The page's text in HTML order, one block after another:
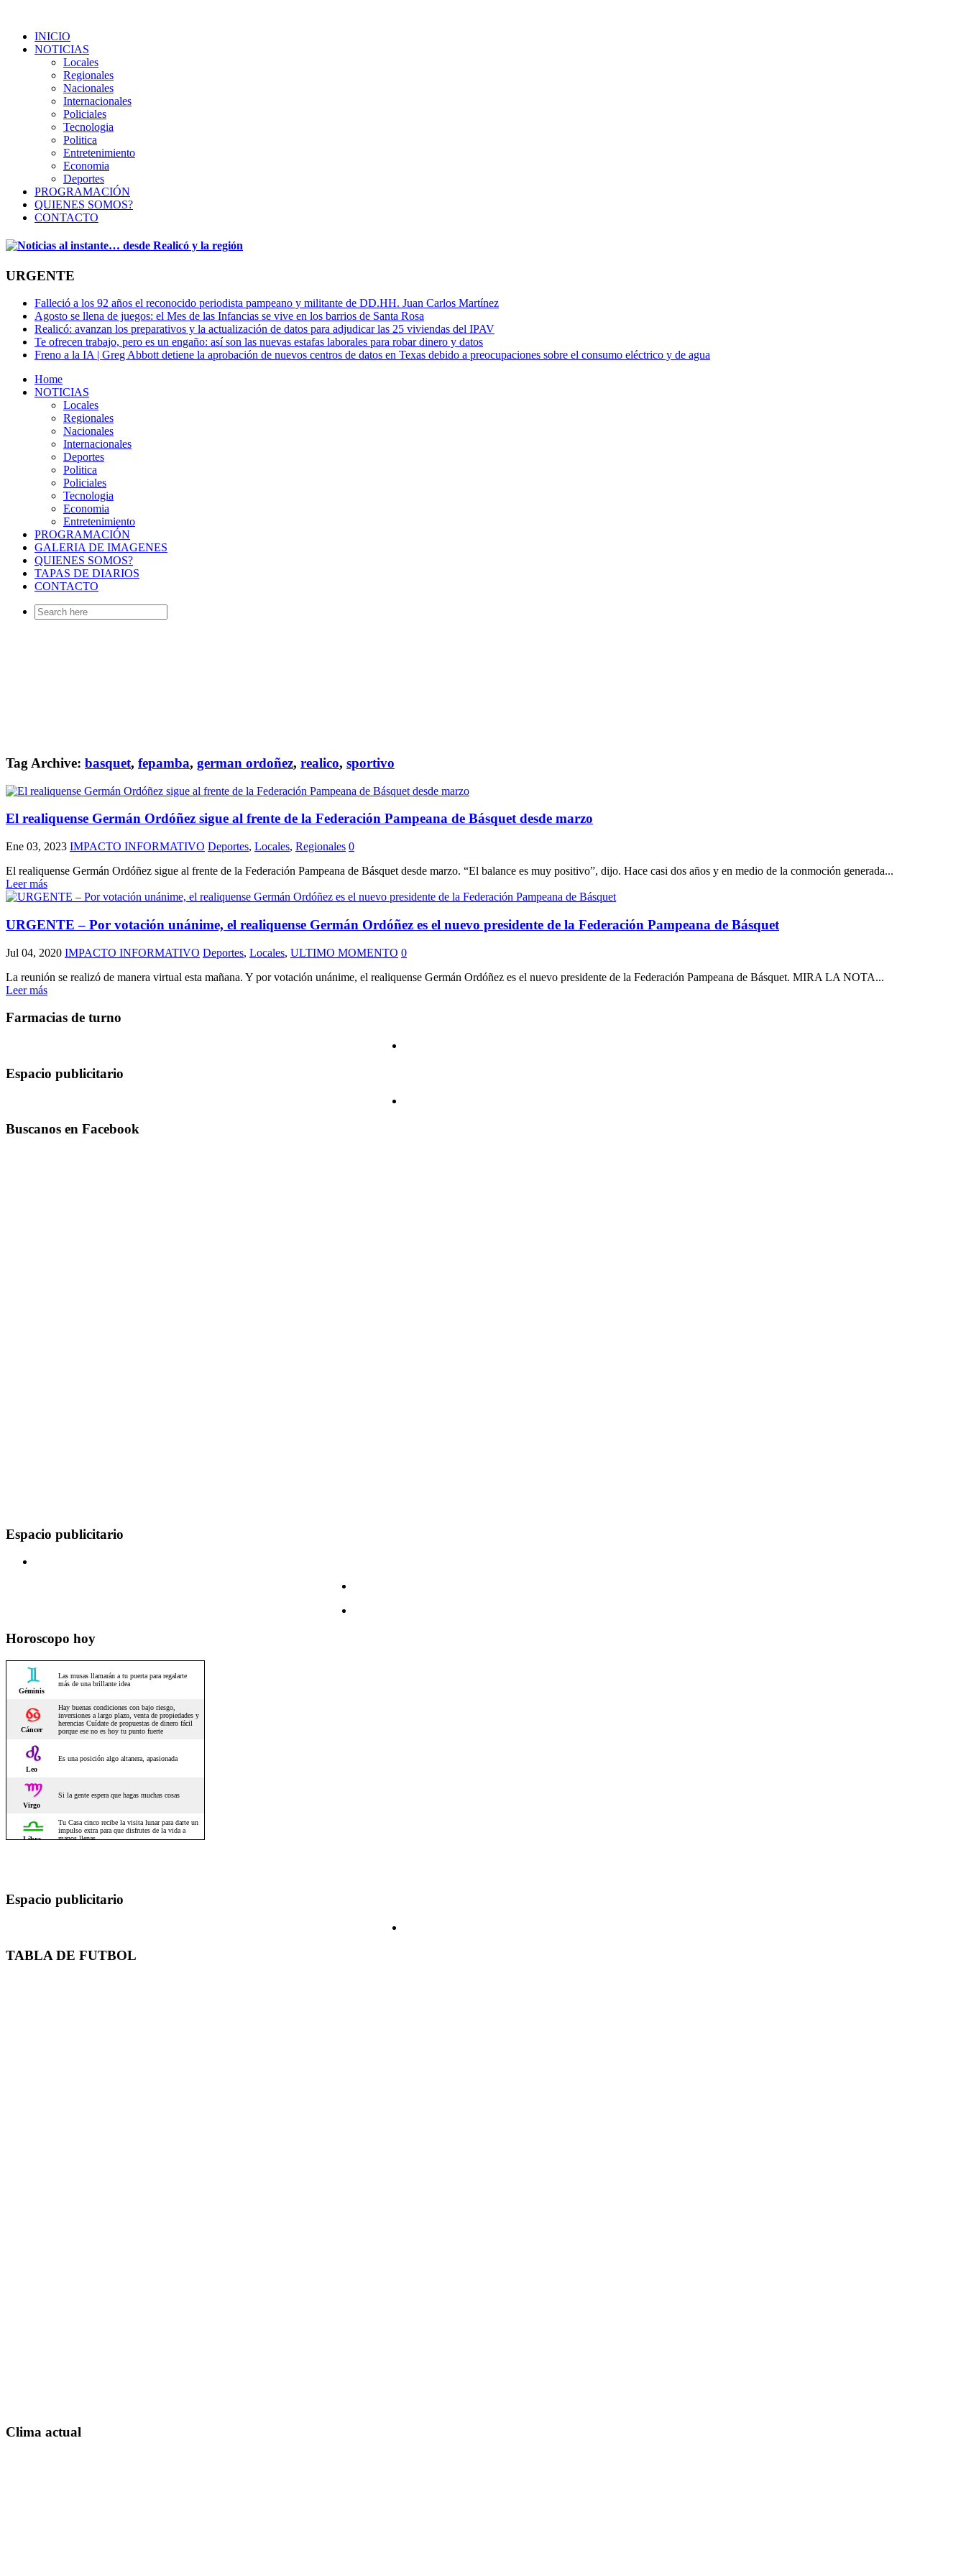
INICIO
NOTICIAS
Locales
Regionales
Nacionales
Internacionales
Policiales
Tecnologia
Politica
Entretenimiento
Economia
Deportes
PROGRAMACIÓN
QUIENES SOMOS?
CONTACTO
URGENTE
Falleció a los 92 años el reconocido periodista pampeano y militante de DD.HH. Juan Carlos Martínez
Agosto se llena de juegos: el Mes de las Infancias se vive en los barrios de Santa Rosa
Realicó: avanzan los preparativos y la actualización de datos para adjudicar las 25 viviendas del IPAV
Te ofrecen trabajo, pero es un engaño: así son las nuevas estafas laborales para robar dinero y datos
Freno a la IA | Greg Abbott detiene la aprobación de nuevos centros de datos en Texas debido a preocupaciones sobre el consumo eléctrico y de agua
Home
NOTICIAS
Locales
Regionales
Nacionales
Internacionales
Deportes
Politica
Policiales
Tecnologia
Economia
Entretenimiento
PROGRAMACIÓN
GALERIA DE IMAGENES
QUIENES SOMOS?
TAPAS DE DIARIOS
CONTACTO
Search
for:
Tag Archive: basquet, fepamba, german ordoñez, realico, sportivo
El realiquense Germán Ordóñez sigue al frente de la Federación Pampeana de Básquet desde marzo
Ene 03, 2023 IMPACTO INFORMATIVO Deportes, Locales, Regionales 0
El realiquense Germán Ordóñez sigue al frente de la Federación Pampeana de Básquet desde marzo. “El balance es muy positivo”, dijo. Hace casi dos años y en medio de la conmoción generada...
Leer más
URGENTE – Por votación unánime, el realiquense Germán Ordóñez es el nuevo presidente de la Federación Pampeana de Básquet
Jul 04, 2020 IMPACTO INFORMATIVO Deportes, Locales, ULTIMO MOMENTO 0
La reunión se realizó de manera virtual esta mañana. Y por votación unánime, el realiquense Germán Ordóñez es el nuevo presidente de la Federación Pampeana de Básquet. MIRA LA NOTA...
Leer más
Farmacias de turno
Espacio publicitario
Buscanos en Facebook
Espacio publicitario
Horoscopo hoy
Espacio publicitario
TABLA DE FUTBOL
Clima actual